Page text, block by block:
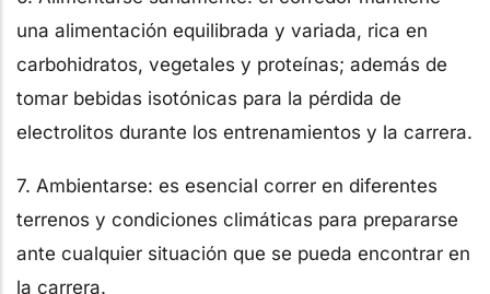
una alimentación equilibrada y variada, rica en
carbohidratos, vegetales y proteínas; además de
tomar bebidas isotónicas para la pérdida de
electrolitos durante los entrenamientos y la carrera.
7. Ambientarse: es esencial correr en diferentes
terrenos y condiciones climáticas para prepararse
ante cualquier situación que se pueda encontrar en
la carrera.